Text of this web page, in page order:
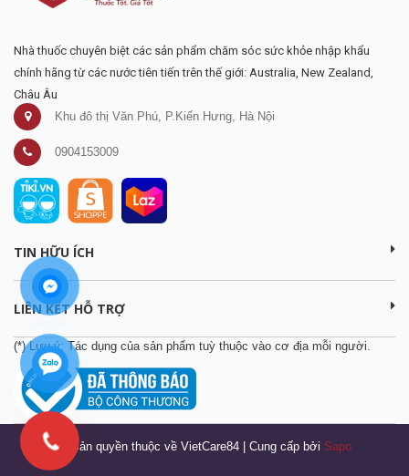
Nhà thuốc chuyên biệt các sản phẩm chăm sóc sức khỏe nhập khẩu
chính hãng từ các nước tiên tiến trên thế giới: Australia, New Zealand,
Châu Âu
Khu đô thị Văn Phú, P.Kiến Hưng, Hà Nội
0904153009
TIN HỮU ÍCH
LIÊN KẾT HỖ TRỢ
(*) Lưu ý: Tác dụng của sản phẩm tuỳ thuộc vào cơ địa mỗi người.
© Bản quyền thuộc về VietCare84 Cung cấp bởi Sapo